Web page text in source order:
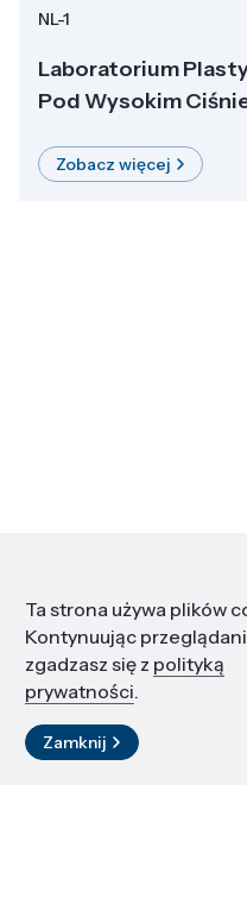
NL-1
Laboratorium
Pod Wysokim
Zobacz więcej
Informacje
Edukacja i kariera
Zasoby i materiały
Kontakt
Ta strona używa plików
Kontynuując
zgadzasz się z polityką
prywatności.
Zamknij